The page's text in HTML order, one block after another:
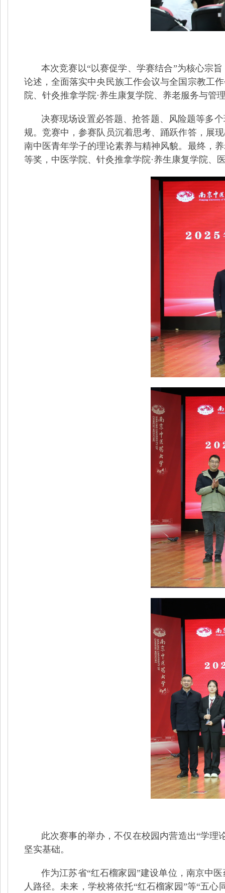
本次竞赛以“以赛促学、学赛结合”为核心宗
论述，全面落实中央民族工作会议与全国宗教工
院、针灸推拿学院·养生康复学院、养老服务与管
决赛现场设置必答题、抢答题、风险题等多
规。竞赛中，参赛队员沉着思考、踊跃作答，展
南中医青年学子的理论素养与精神风貌。最终，
等奖，中医学院、针灸推拿学院·养生康复学院、
此次赛事的举办，不仅在校园内营造出“学理
坚实基础。
作为江苏省“红石榴家园”建设单位，南京中
人路径。未来，学校将依托“红石榴家园”等“五